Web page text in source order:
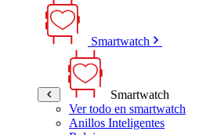
Smartwatch
Smartwatch
Ver todo en smartwatch
Anillos Inteligentes